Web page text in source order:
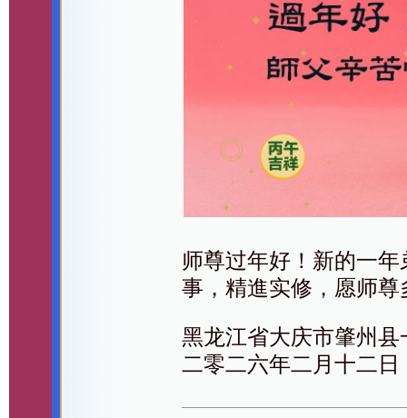
师尊过年好！新的一
事，精進实修，愿师
黑龙江省大庆市肇州县
二零二六年二月十二日